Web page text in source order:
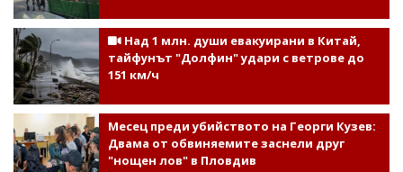
Над 1 млн. души евакуирани в Китай,
тайфунът "Долфин" удари с ветрове до
151 км/ч
Месец преди убийството на Георги Кузев:
Двама от обвиняемите заснели друг
"нощен лов" в Пловдив